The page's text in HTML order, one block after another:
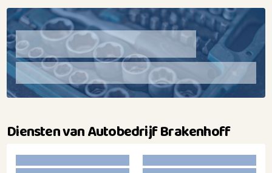
Diensten van Autobedrijf Brakenhoff